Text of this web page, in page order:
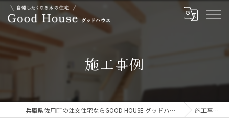
施工事例
兵庫県佐用町の注文住宅ならGOOD HOUSE グッドハウス 施工事例